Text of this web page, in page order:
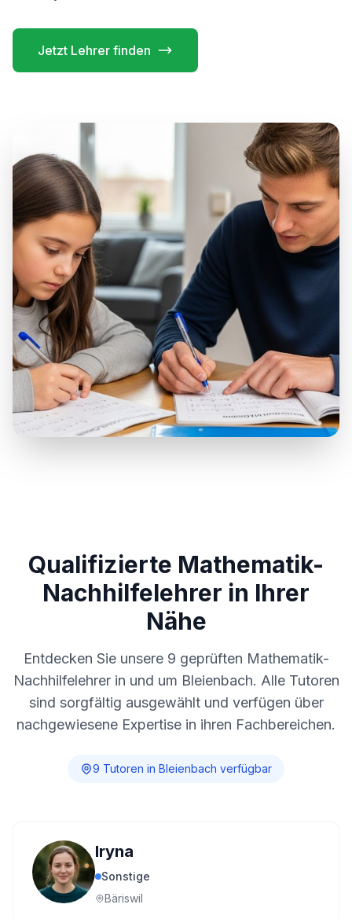
Jetzt Lehrer finden
Qualifizierte Mathematik-
Nachhilfelehrer in Ihrer
Nähe
Entdecken Sie unsere 9 geprüften Mathematik-
Nachhilfelehrer in und um Bleienbach. Alle Tutoren
sind sorgfältig ausgewählt und verfügen über
nachgewiesene Expertise in ihren Fachbereichen.
9 Tutoren in Bleienbach verfügbar
Iryna
Sonstige
Bäriswil